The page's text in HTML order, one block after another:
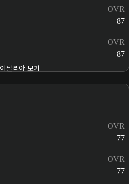
OVR
87
OVR
87
이탈리아 보기
OVR
77
OVR
77